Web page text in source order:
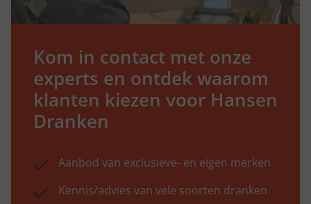
Kom in contact met onze
experts en ontdek waarom
klanten kiezen voor Hansen
Dranken
Aanbod van exclusieve- en eigen merken
Kennis/advies van vele soorten dranken